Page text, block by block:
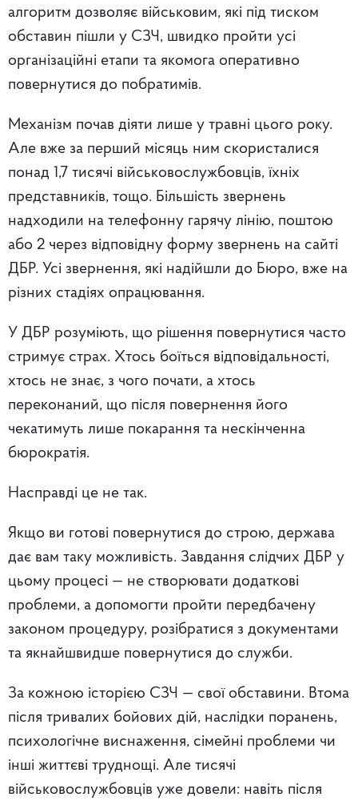
алгоритм дозволяє військовим, які під тиском
обставин пішли у СЗЧ, швидко пройти усі
організаційні етапи та якомога оперативно
повернутися до побратимів.
Механізм почав діяти лише у травні цього року.
Але вже за перший місяць ним скористалися
понад 1,7 тисячі військовослужбовців, їхніх
представників, тощо. Більшість звернень
надходили на телефонну гарячу лінію, поштою
або 2 через відповідну форму звернень на сайті
ДБР. Усі звернення, які надійшли до Бюро, вже на
різних стадіях опрацювання.
У ДБР розуміють, що рішення повернутися часто
стримує страх. Хтось боїться відповідальності,
хтось не знає, з чого почати, а хтось
переконаний, що після повернення його
чекатимуть лише покарання та нескінченна
бюрократія.
Насправді це не так.
Якщо ви готові повернутися до строю, держава
дає вам таку можливість. Завдання слідчих ДБР у
цьому процесі — не створювати додаткові
проблеми, а допомогти пройти передбачену
законом процедуру, розібратися з документами
та якнайшвидше повернутися до служби.
За кожною історією СЗЧ — свої обставини. Втома
після тривалих бойових дій, наслідки поранень,
психологічне виснаження, сімейні проблеми чи
інші життєві труднощі. Але тисячі
військовослужбовців уже довели: навіть після